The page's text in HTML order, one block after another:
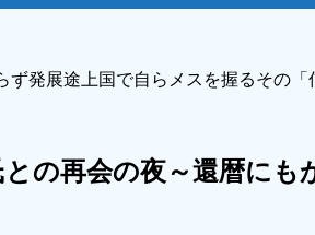
発展途上国で自らメスを握るその
の再会の夜～還暦にも